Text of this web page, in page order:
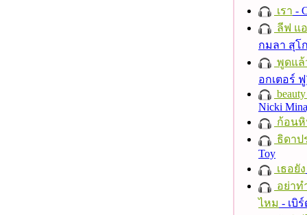
เรา -
ลีฟ แอ
กมลา สุโ
พูดแล้
อกเตอร์
Nicki
ก้อน
ธิดาป
Toy
เธอยัง
อย่าท
ไหม - เบิ